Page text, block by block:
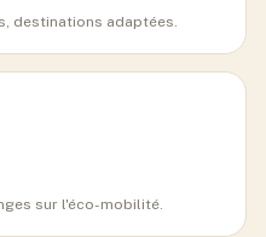
destinations adaptées.
sur l'éco-mobilité.